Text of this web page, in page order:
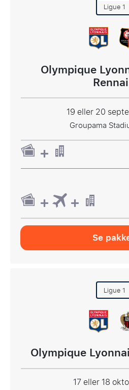
Ligue 1
Olympique
19 eller 20
Groupama
Se
Ligue 1
Olympique
17 eller 18